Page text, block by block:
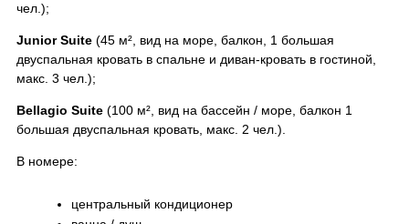
чел.);
Junior Suite (45 м², вид на море, балкон, 1 большая
двуспальная кровать в спальне и диван-кровать в гостиной,
макс. 3 чел.);
Bellagio Suite (100 м², вид на бассейн / море, балкон 1
большая двуспальная кровать, макс. 2 чел.).
В номере:
центральный кондиционер